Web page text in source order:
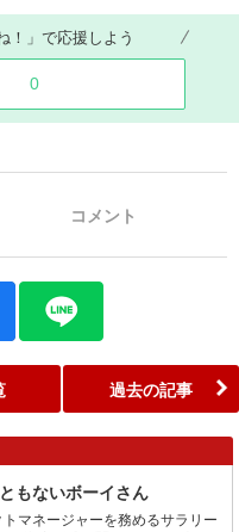
！」で応援しよう
0
コメント
過去の記事
もないボーイさん
マネージャーを務めるサラリー